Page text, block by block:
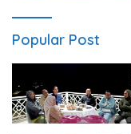
Popular Post